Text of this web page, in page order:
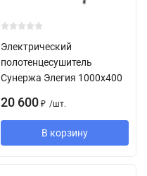
Электрический
полотенцесушитель
Сунержа Элегия 1000х400
20 600 ₽ /шт.
В корзину